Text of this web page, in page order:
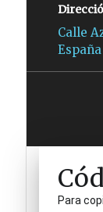
Calle
España
Para